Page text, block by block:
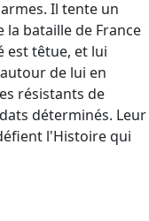
Il tente un
bataille de France
est têtue, et lui
de lui en
résistants de
déterminés. Leur
l'Histoire qui